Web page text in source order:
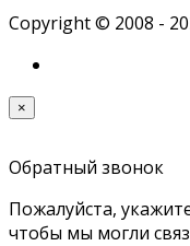
Copyright © 2008 -
×
Обратный звонок
Пожалуйста,
чтобы мы могли